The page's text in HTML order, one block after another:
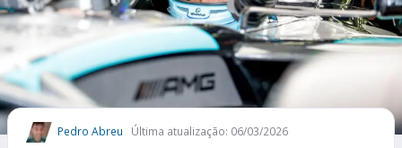
FUTEBOL NACIONAL
FUTEBOL INTERNACIONAL
COMO APOSTAR
MAIS ESPORTES
Pedro Abreu Última atualização: 06/03/2026